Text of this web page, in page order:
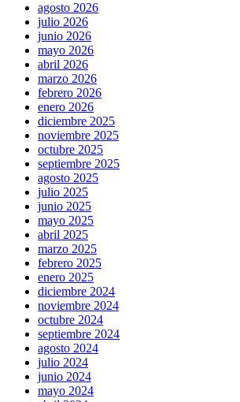
agosto 2026
julio 2026
junio 2026
mayo 2026
abril 2026
marzo 2026
febrero 2026
enero 2026
diciembre 2025
noviembre 2025
octubre 2025
septiembre 2025
agosto 2025
julio 2025
junio 2025
mayo 2025
abril 2025
marzo 2025
febrero 2025
enero 2025
diciembre 2024
noviembre 2024
octubre 2024
septiembre 2024
agosto 2024
julio 2024
junio 2024
mayo 2024